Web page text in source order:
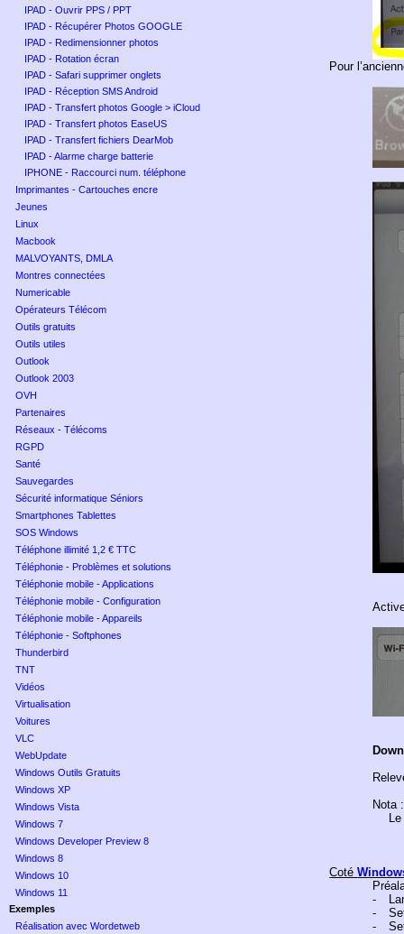
IPAD - Ouvrir PPS / PPT
IPAD - Récupérer Photos GOOGLE
IPAD - Redimensionner photos
IPAD - Rotation écran
IPAD - Safari supprimer onglets
IPAD - Réception SMS Android
IPAD - Transfert photos Google > iCloud
IPAD - Transfert photos EaseUS
IPAD - Transfert fichiers DearMob
IPAD - Alarme charge batterie
IPHONE - Raccourci num. téléphone
Imprimantes - Cartouches encre
Jeunes
Linux
Macbook
MALVOYANTS, DMLA
Montres connectées
Numericable
Opérateurs Télécom
Outils gratuits
Outils utiles
Outlook
Outlook 2003
OVH
Partenaires
Réseaux - Télécoms
RGPD
Santé
Sauvegardes
Sécurité informatique Séniors
Smartphones Tablettes
SOS Windows
Téléphone illimité 1,2 € TTC
Téléphonie - Problèmes et solutions
Téléphonie mobile - Applications
Téléphonie mobile - Configuration
Téléphonie mobile - Appareils
Téléphonie - Softphones
Thunderbird
TNT
Vidéos
Virtualisation
Voitures
VLC
WebUpdate
Windows Outils Gratuits
Windows XP
Windows Vista
Windows 7
Windows Developer Preview 8
Windows 8
Windows 10
Windows 11
Exemples
Réalisation avec Wordetweb
Pour
Nota :
Coté
-
-
-